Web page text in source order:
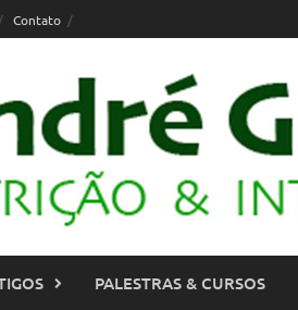
Contato
PALESTRAS & CURSOS